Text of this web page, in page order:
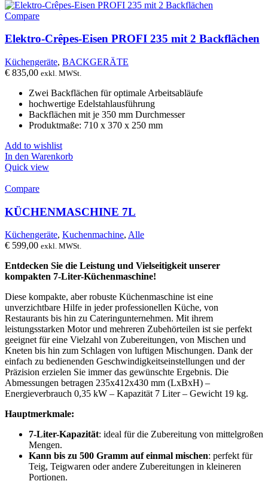
Compare
Elektro-Crêpes-Eisen PROFI 235 mit 2 Backflächen
Küchengeräte, BACKGERÄTE
€ 835,00 exkl. MWSt.
Zwei Backflächen für optimale Arbeitsabläufe
hochwertige Edelstahlausführung
Backflächen mit je 350 mm Durchmesser
Produktmaße: 710 x 370 x 250 mm
Add to wishlist
In den Warenkorb
Quick view
Compare
KÜCHENMASCHINE 7L
Küchengeräte, Kuchenmachine, Alle
€ 599,00 exkl. MWSt.
Entdecken Sie die Leistung und Vielseitigkeit unserer
kompakten 7-Liter-Küchenmaschine!
Diese kompakte, aber robuste Küchenmaschine ist eine
unverzichtbare Hilfe in jeder professionellen Küche, von
Restaurants bis hin zu Cateringunternehmen. Mit ihrem
leistungsstarken Motor und mehreren Zubehörteilen ist sie perfekt
geeignet für eine Vielzahl von Zubereitungen, von Mischen und
Kneten bis hin zum Schlagen von luftigen Mischungen. Dank der
einfach zu bedienenden Geschwindigkeitseinstellungen und der
Präzision erzielen Sie immer das gewünschte Ergebnis. Die
Abmessungen betragen 235x412x430 mm (LxBxH) –
Energieverbrauch 0,35 kW – Kapazität 7 Liter – Gewicht 19 kg.
Hauptmerkmale:
7-Liter-Kapazität: ideal für die Zubereitung von mittelgroßen
Mengen.
Kann bis zu 500 Gramm auf einmal mischen: perfekt für
Teig, Teigwaren oder andere Zubereitungen in kleineren
Portionen.